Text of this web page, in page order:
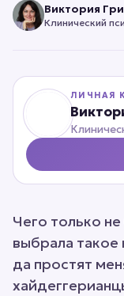
Виктория
Клинический
ЛИЧНАЯ
Чего только
выбрала такое
да простят